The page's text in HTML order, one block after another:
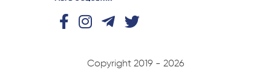
Copyright 2019 - 2026